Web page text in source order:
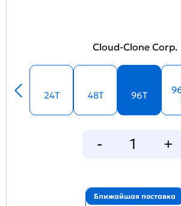
Cloud-Clone Corp.
24T 48T 96T
Ближайшая поставка